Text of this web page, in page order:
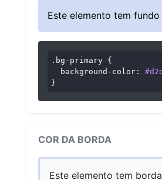
Este elemento tem
.bg-primary {
background-color :
}
COR DA BORDA
Este elemento tem